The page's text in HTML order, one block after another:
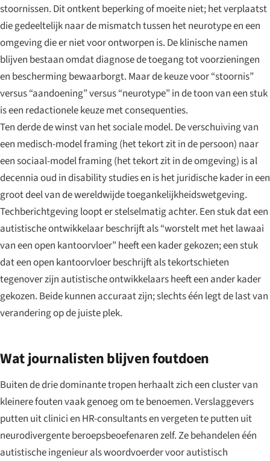
stoornissen. Dit ontkent beperking of moeite niet; het verplaatst
die gedeeltelijk naar de mismatch tussen het neurotype en een
omgeving die er niet voor ontworpen is. De klinische namen
blijven bestaan omdat diagnose de toegang tot voorzieningen
en bescherming bewaarborgt. Maar de keuze voor “stoornis”
versus “aandoening” versus “neurotype” in de toon van een stuk
is een redactionele keuze met consequenties.
Ten derde de winst van het sociale model. De verschuiving van
een medisch-model framing (het tekort zit in de persoon) naar
een sociaal-model framing (het tekort zit in de omgeving) is al
decennia oud in disability studies en is het juridische kader in een
groot deel van de wereldwijde toegankelijkheidswetgeving.
Techberichtgeving loopt er stelselmatig achter. Een stuk dat een
autistische ontwikkelaar beschrijft als “worstelt met het lawaai
van een open kantoorvloer” heeft een kader gekozen; een stuk
dat een open kantoorvloer beschrijft als tekortschieten
tegenover zijn autistische ontwikkelaars heeft een ander kader
gekozen. Beide kunnen accuraat zijn; slechts één legt de last van
verandering op de juiste plek.
Wat journalisten blijven foutdoen
Buiten de drie dominante tropen herhaalt zich een cluster van
kleinere fouten vaak genoeg om te benoemen. Verslaggevers
putten uit clinici en HR-consultants en vergeten te putten uit
neurodivergente beroepsbeoefenaren zelf. Ze behandelen één
autistische ingenieur als woordvoerder voor autistisch